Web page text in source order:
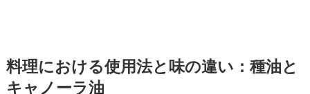
料理における使用法と味の違い：種油と
キャノーラ油